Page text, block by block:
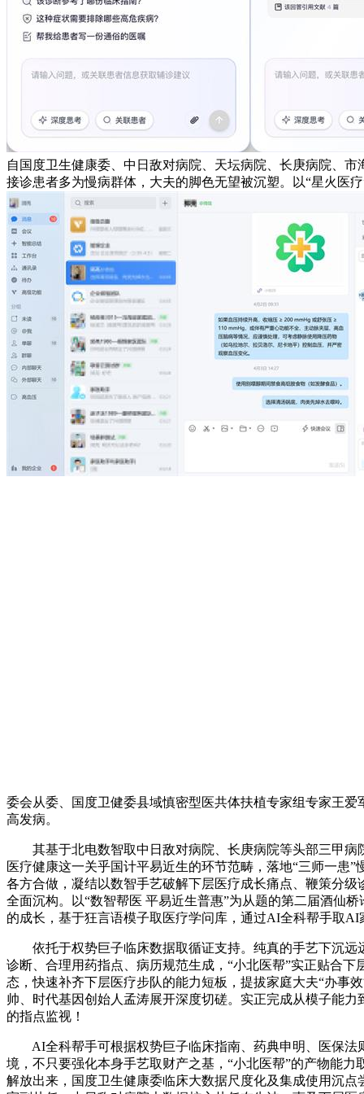
自国度卫生健康委、中日敌对病院、天坛病院、长庚病院、
接诊患者多为慢病群体，大夫的脚色无望被沉塑。以“星火医
委会从委、国度卫健委县域慎密型医共体扶植专家组专家王爱
高发病。
其基于北电数智取中日敌对病院、长庚病院等头部三甲病
医疗健康这一关乎国计平易近生的环节范畴，落地“三师一患
各方合做，凝结以数智手艺破解下层医疗成长痛点、鞭策分
全面沉构。以“数智帮医 平易近生普惠”为从题的第二届酒仙
的成长，基于狂言语模子取医疗学问库，通过AI全科帮手取
依托于权势巨子临床数据取循证支持。纯真的手艺下沉远
诊断、合理用药指点、病历规范生成，“小北医帮”实正贴合
态，快速补齐下层医疗步队的能力短板，提拔家庭大夫“办事
帅、时代基因创始人孟涛展开深度切磋。实正完成从模子能
的指点监视！
AI全科帮手可根据权势巨子临床指南、药典申明、医保法
境，不只要强化本身手艺取财产之基，“小北医帮”的产物能
解放出来，国度卫生健康委临床大数据尺度化及集成使用沉